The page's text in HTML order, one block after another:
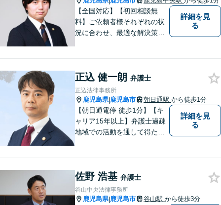
【全国対応】【初回相談無
料】ご依頼者様それぞれの状
況に合わせ、最適な解決策を
き合い、解決までしっかりサ
ポートします。【電話・WEB
相談も対応可能】
詳細を見
る
正込 健一朗 弁護士
正込法律事務所
鹿児島県|鹿児島市 朝日通駅 から徒歩1分
【朝日通電停 徒歩1分】【キ
ャリア15年以上】弁護士過疎
地域での活動を通して得た経
適な解決策をご提案します
詳細を見
る
佐野 浩基 弁護士
谷山中央法律事務所
鹿児島県|鹿児島市 谷山駅 から徒歩3分